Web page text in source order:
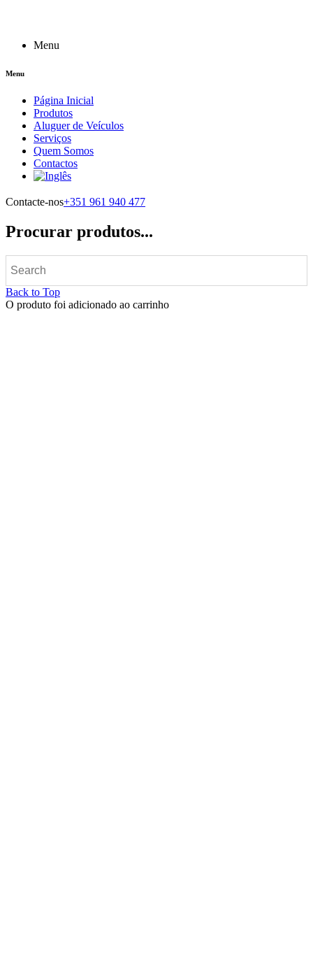
Menu
Menu
Página Inicial
Produtos
Aluguer de Veículos
Serviços
Quem Somos
Contactos
Contacte-nos+351 961 940 477
Procurar produtos...
Back to Top
O produto foi adicionado ao carrinho